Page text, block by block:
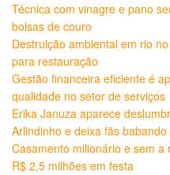
Técnica com vinagre e pano
bolsas de couro
Destruição ambiental em rio
para restauração
Gestão financeira eficiente é
qualidade no setor de serviços
Erika Januza aparece
Arlindinho e deixa fãs babando
Casamento milionário e sem a
R$ 2,5 milhões em festa